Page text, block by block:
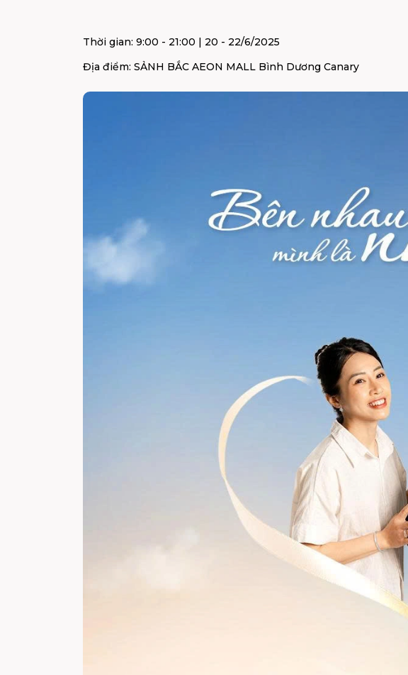
Thời gian: 9:00 - 21:00 | 20 - 22/6/2025
Địa điểm: SẢNH BẮC AEON MALL Bình Dương Canary